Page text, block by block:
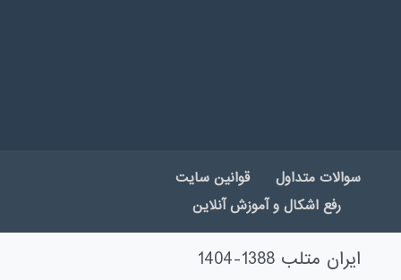
سوالات متداول
قوانین سایت
رفع اشکال و آموزش آنلاین
ایران متلب 1388-1404